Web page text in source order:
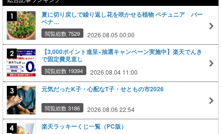
夏に切り戻しで繰り返し花を咲かせる植物 ペチュニア バー
ベナ…
閲覧総数 7529 2026.08.05 00:00
【3,000ポイント進呈×抽選キャンペーン実施中】楽天でんき
で固定費見直し
閲覧総数 19394 2026.08.04 11:00
元気だったK子・心配なT子・せともの市2026
閲覧総数 3186 2026.08.06 22:54
楽天ラッキーくじ一覧（PC版）